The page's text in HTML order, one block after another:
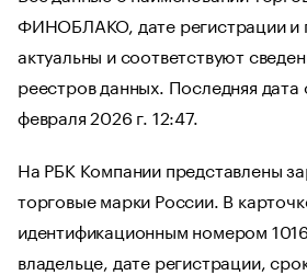
ФИНОБЛАКО, дате регистрации и
актуальны и соответствуют
реестров данных. Последняя дата
февраля 2026 г. 12:47.
На РБК Компании представлены
торговые марки России. В
идентификационным номером
владельце, дате регистрации,